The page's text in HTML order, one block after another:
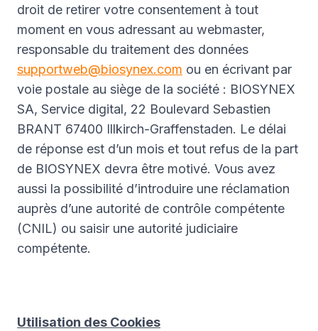
droit de retirer votre consentement à tout
moment en vous adressant au webmaster,
responsable du traitement des données
supportweb@biosynex.com ou en écrivant par
voie postale au siège de la société : BIOSYNEX
SA, Service digital, 22 Boulevard Sebastien
BRANT 67400 Illkirch-Graffenstaden. Le délai
de réponse est d’un mois et tout refus de la part
de BIOSYNEX devra être motivé. Vous avez
aussi la possibilité d’introduire une réclamation
auprès d’une autorité de contrôle compétente
(CNIL) ou saisir une autorité judiciaire
compétente.
Utilisation des Cookies